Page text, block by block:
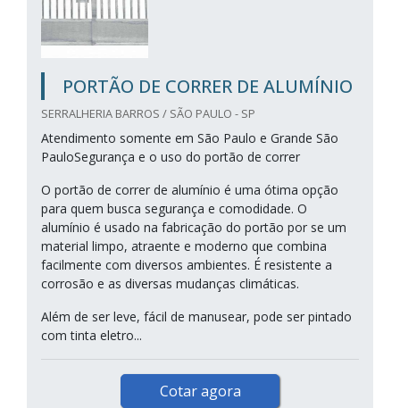
PORTÃO DE CORRER DE ALUMÍNIO
SERRALHERIA BARROS / SÃO PAULO - SP
Atendimento somente em São Paulo e Grande São
PauloSegurança e o uso do portão de correr
O portão de correr de alumínio é uma ótima opção
para quem busca segurança e comodidade. O
alumínio é usado na fabricação do portão por se um
material limpo, atraente e moderno que combina
facilmente com diversos ambientes. É resistente a
corrosão e as diversas mudanças climáticas.
Além de ser leve, fácil de manusear, pode ser pintado
com tinta eletro...
Cotar agora